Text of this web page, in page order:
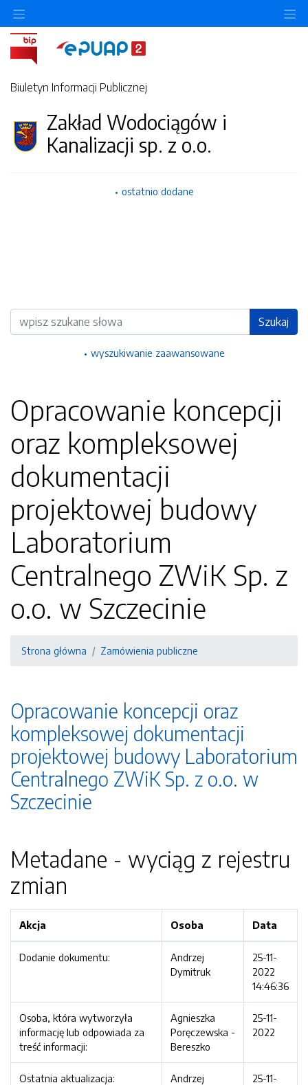
Biuletyn Informacji Publicznej
Zakład Wodociągów i
Kanalizacji sp. z o.o.
ostatnio dodane
Wyszukiwarka Szukaj
wyszukiwanie zaawansowane
Opracowanie koncepcji
oraz kompleksowej
dokumentacji
projektowej budowy
Laboratorium
Centralnego ZWiK Sp. z
o.o. w Szczecinie
Strona główna Zamówienia publiczne
Opracowanie koncepcji oraz
kompleksowej dokumentacji
projektowej budowy Laboratorium
Centralnego ZWiK Sp. z o.o. w
Szczecinie
Metadane - wyciąg z rejestru
zmian
Akcja Osoba Data
Dodanie dokumentu:
Andrzej
Dymitruk
25-11-
2022
14:46:36
Osoba, która wytworzyła
informację lub odpowiada za
treść informacji:
Agnieszka
Poręczewska -
Bereszko
25-11-
2022
Ostatnia aktualizacja:
Andrzej
25-11-